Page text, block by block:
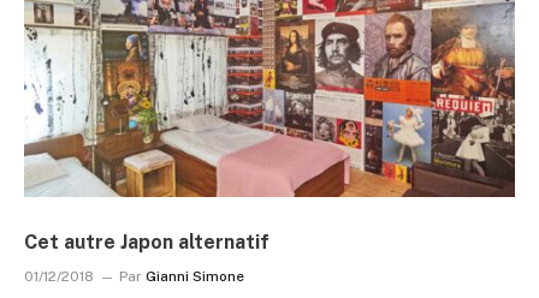
Cet autre Japon alternatif
01/12/2018 Par Gianni Simone